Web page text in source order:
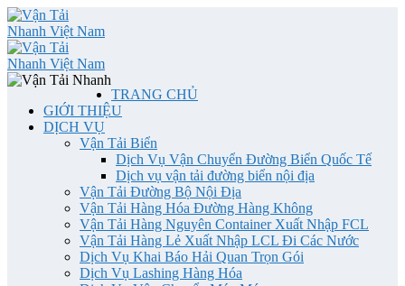
TRANG CHỦ
GIỚI THIỆU
DỊCH VỤ
Vận Tải Biển
Dịch Vụ Vận Chuyển Đường Biển Quốc Tế
Dịch vụ vận tải đường biển nội địa
Vận Tải Đường Bộ Nội Địa
Vận Tải Hàng Hóa Đường Hàng Không
Vận Tải Hàng Nguyên Container Xuất Nhập FCL
Vận Tải Hàng Lẻ Xuất Nhập LCL Đi Các Nước
Dịch Vụ Khai Báo Hải Quan Trọn Gói
Dịch Vụ Lashing Hàng Hóa